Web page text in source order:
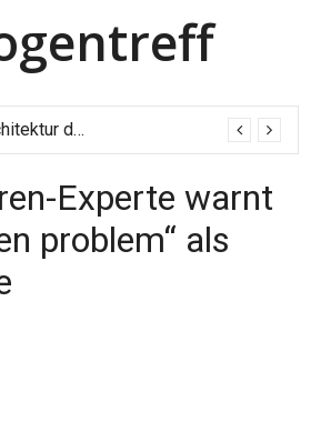
Sicherheitsarchitektur der nächsten Generation: JARXE kombiniert Multi-Wallet und MPC als Schutzschild für digitales Vertrauen
Experte warnt
problem“ als